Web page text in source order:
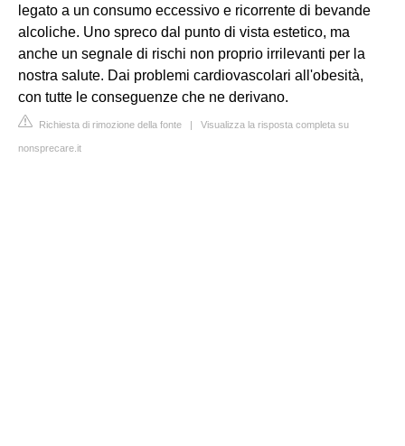
legato a un consumo eccessivo e ricorrente di bevande
alcoliche. Uno spreco dal punto di vista estetico, ma
anche un segnale di rischi non proprio irrilevanti per la
nostra salute. Dai problemi cardiovascolari all'obesità,
con tutte le conseguenze che ne derivano.
Richiesta di rimozione della fonte | Visualizza la risposta completa su
nonsprecare.it